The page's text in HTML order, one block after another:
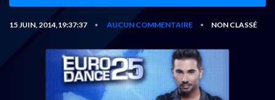
15 JUIN, 2014,19:37:37 • AUCUN COMMENTAIRE • NON CLASSÉ